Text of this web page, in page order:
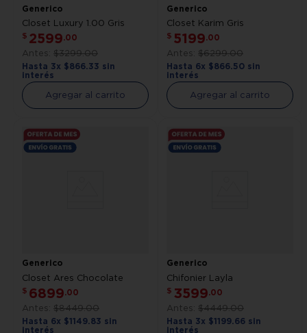
Generico
Closet Luxury 1.00 Gris
$ 2599.00
$3299.00
Hasta 3x $866. 33 sin
interés
Agregar al carrito
Generico
Closet Karim Gris
$ 5199.00
$6299.00
Hasta 6x $866. 50 sin
interés
Agregar al carrito
Generico
Closet Ares Chocolate
$ 6899.00
$8449.00
Hasta 6x $1149. 83 sin
interés
Generico
Chifonier Layla
$ 3599.00
$4449.00
Hasta 3x $1199. 66 sin
interés